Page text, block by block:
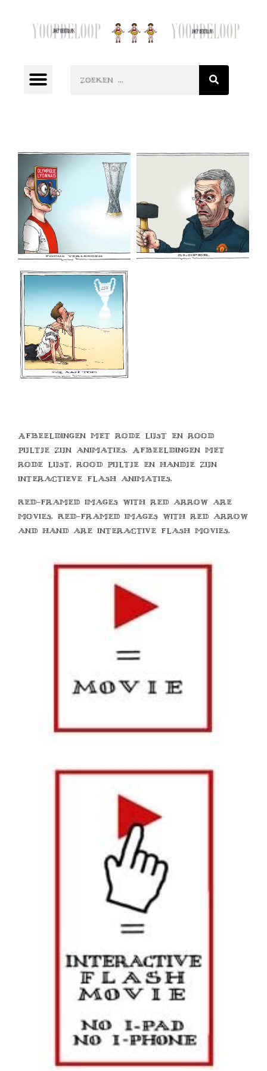
Afbeeldingen met rode lijst en rood
pijltje zijn animaties. Afbeeldingen met
rode lijst, rood pijltje en handje zijn
interactieve flash animaties.
Red-framed images with red arrow are
movies. Red-framed images with red arrow
and hand are interactive flash movies.